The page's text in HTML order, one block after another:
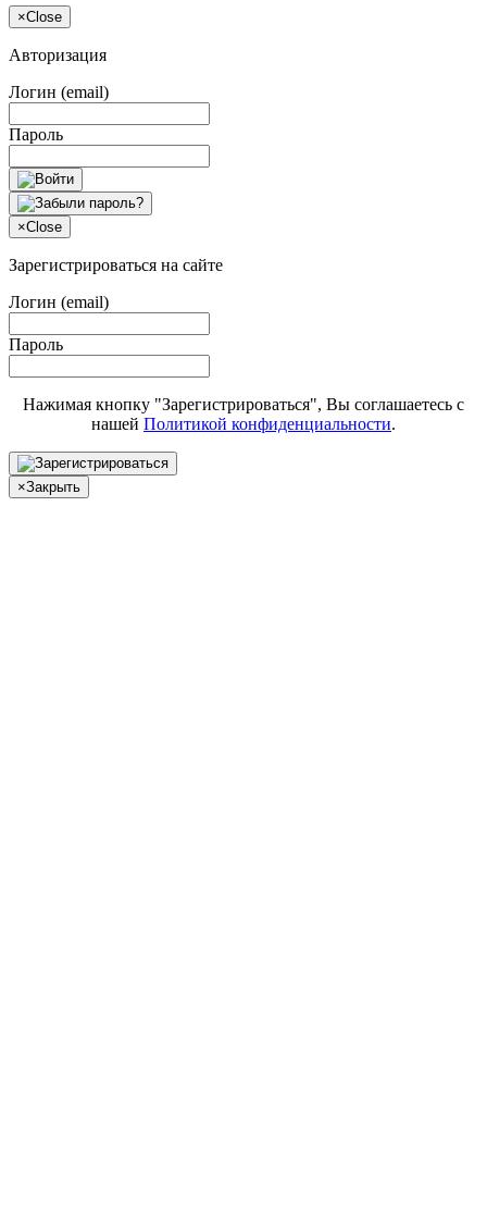
×Close
Авторизация
Логин (email)
Пароль
×Close
Зарегистрироваться на сайте
Логин (email)
Пароль
Нажимая кнопку "Зарегистрироваться", Вы соглашаетесь с
нашей Политикой конфиденциальности.
×Закрыть